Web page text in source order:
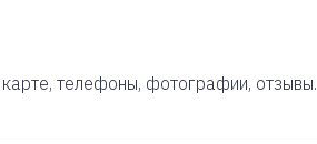
телефоны, фотографии, отзывы.